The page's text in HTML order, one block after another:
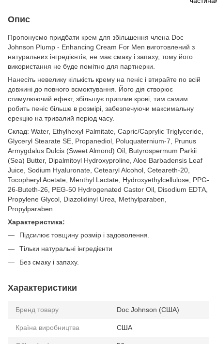
Опис
Пропонуємо придбати крем для збільшення члена Doc
Johnson Plump - Enhancing Cream For Men виготовлений з
натуральних інгредієнтів, не має смаку і запаху, тому його
використання не буде помітно для партнерки.
Нанесіть невелику кількість крему на пеніс і втирайте по всій
довжині до повного всмоктування. Його дія створює
стимулюючий ефект, збільшує приплив крові, тим самим
робить пеніс більше в розмірі, забезпечуючи максимальну
ерекцію на тривалий період часу.
Склад: Water, Ethylhexyl Palmitate, Capric/Caprylic Triglyceride,
Glyceryl Stearate SE, Propanediol, Poluquaternium-7, Prunus
Armygdalus Dulcis (Sweet Almond) Oil, Butyrospermum Parkii
(Sea) Butter, Dipalmitoyl Hydroxyproline, Aloe Barbadensis Leaf
Juice, Sodium Hyaluronate, Cetearyl Alcohol, Ceteareth-20,
Tocopheryl Acetate, Menthyl Lactate, Hydroxyethylcellulose, PPG-
26-Buteth-26, PEG-50 Hydrogenated Castor Oil, Disodium EDTA,
Propylene Glycol, Diazolidinyl Urea, Methylparaben,
Propylparaben
Характеристика:
Підсилює товщину розмір і задоволення.
Тільки натуральні інгредієнти
Без смаку і запаху.
Характеристики
Бренд товару Doc Johnson (США)
Країна виробництва США